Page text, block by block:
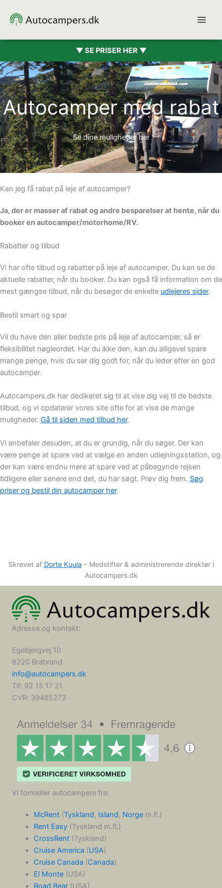
▼ SE PRISER HER ▼
Autocamper med rabat
Se dine muligheder her
Kan jeg få rabat på leje af autocamper?
Ja, der er masser af rabat og andre besparelser at hente, når du
booker en autocamper/motorhome/RV.
Rabatter og tilbud
Vi har ofte tilbud og rabatter på leje af autocamper. Du kan se de
aktuelle rabatter, når du booker. Du kan også få information om de
mest gængse tilbud, når du besøger de enkelte udlejeres sider.
Bestil smart og spar
Vil du have den aller bedste pris på leje af autocamper, så er
fleksibilitet nøgleordet. Har du ikke den, kan du alligevel spare
mange penge, hvis du ser dig godt for, når du leder efter en god
autocamper.
Autocampers.dk har dedikeret sig til at vise dig vej til de bedste
tilbud, og vi opdaterer vores site ofte for at vise de mange
muligheder. Gå til siden med tilbud her.
Vi anbefaler desuden, at du er grundig, når du søger. Der kan
være penge at spare ved at vælge en anden udlejningsstation, og
der kan være endnu mere at spare ved at påbegynde rejsen
tidligere eller senere end det, du har søgt. Prøv dig frem. Søg
priser og bestil din autocamper her.
Skrevet af Dorte Kuula – Medstifter & administrerende direktør i
Autocampers.dk
Adresse og kontakt:
Egebjergvej 10
8220 Brabrand
info@autocampers.dk
Tlf: 92 15 17 21
CVR: 39485273
Vi formidler autocampere fra:
McRent(Tyskland, Island, Norgem.fl.)
Rent Easy(Tyskland m.fl.)
CrossRent(Tyskland)
Cruise America (USA)
Cruise Canada (Canada)
El Monte(USA)
Road Bear(USA)